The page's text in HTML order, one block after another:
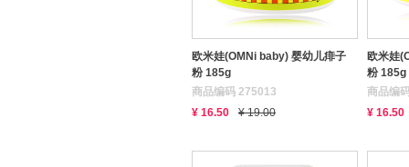
欧米娃(OMNi baby) 婴幼儿痱子
粉 185g
商品编码 275013
¥ 16.50
¥ 19.00
欧米娃
粉 185g
商品编
¥ 16.50